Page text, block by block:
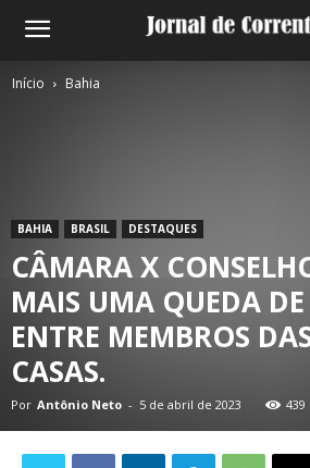
Início Bahia
BAHIA BRASIL DESTAQUES
CÂMARA X
MAIS UMA QUEDA
ENTRE MEMBROS
CASAS.
Por Antônio Neto - 5 de abril de 2023 439